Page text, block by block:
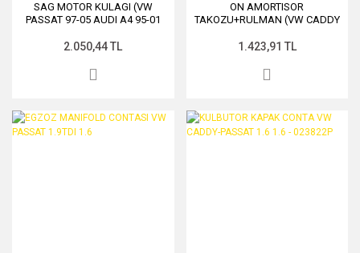
SAG MOTOR KULAGI (VW
PASSAT 97-05 AUDI A4 95-01
2.050,44 TL
ON AMORTISOR
TAKOZU+RULMAN (VW CADDY
A3 04- SEAT LEON 06- SKODA
1.423,91 TL